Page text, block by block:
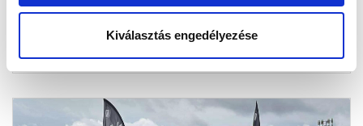
Kiválasztás engedélyezése